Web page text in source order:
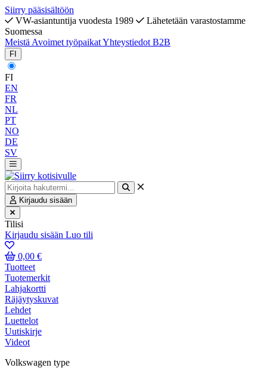
Siirry pääsisältöön
VW-asiantuntija vuodesta 1989
Lähetetään varastostamme
Suomessa
Meistä Avoimet työpaikatYhteystiedot B2B
FI
FI
EN
FR
NL
PT
NO
DE
SV
Kirjaudu sisään
Tilisi
Kirjaudu sisään Luo tili
0,00 €
Tuotteet
Tuotemerkit
Lahjakortti
Räjäytyskuvat
Lehdet
Luettelot
Uutiskirje
Videot
Volkswagen type